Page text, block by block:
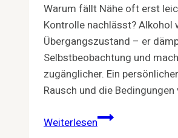
Warum fällt Nähe oft erst
Kontrolle nachlässt? Alkohol
Übergangszustand – er
Selbstbeobachtung und
zugänglicher. Ein
Rausch und die Bedingungen
WeiterlesenAlkohol